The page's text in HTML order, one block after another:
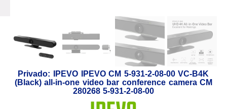
Privado: IPEVO IPEVO CM 5-931-2-08-00 VC-B4K
(Black) all-in-one video bar conference camera CM
280268 5-931-2-08-00